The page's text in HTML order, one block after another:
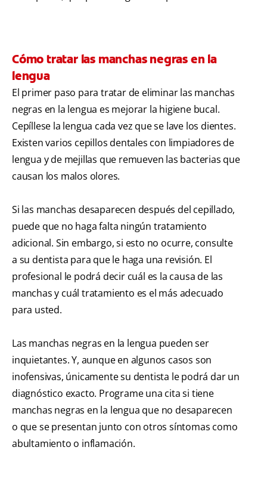
Cómo tratar las manchas negras en la
lengua
El primer paso para tratar de eliminar las manchas
negras en la lengua es mejorar la higiene bucal.
Cepíllese la lengua cada vez que se lave los dientes.
Existen varios cepillos dentales con limpiadores de
lengua y de mejillas que remueven las bacterias que
causan los malos olores.
Si las manchas desaparecen después del cepillado,
puede que no haga falta ningún tratamiento
adicional. Sin embargo, si esto no ocurre, consulte
a su dentista para que le haga una revisión. El
profesional le podrá decir cuál es la causa de las
manchas y cuál tratamiento es el más adecuado
para usted.
Las manchas negras en la lengua pueden ser
inquietantes. Y, aunque en algunos casos son
inofensivas, únicamente su dentista le podrá dar un
diagnóstico exacto. Programe una cita si tiene
manchas negras en la lengua que no desaparecen
o que se presentan junto con otros síntomas como
abultamiento o inflamación.